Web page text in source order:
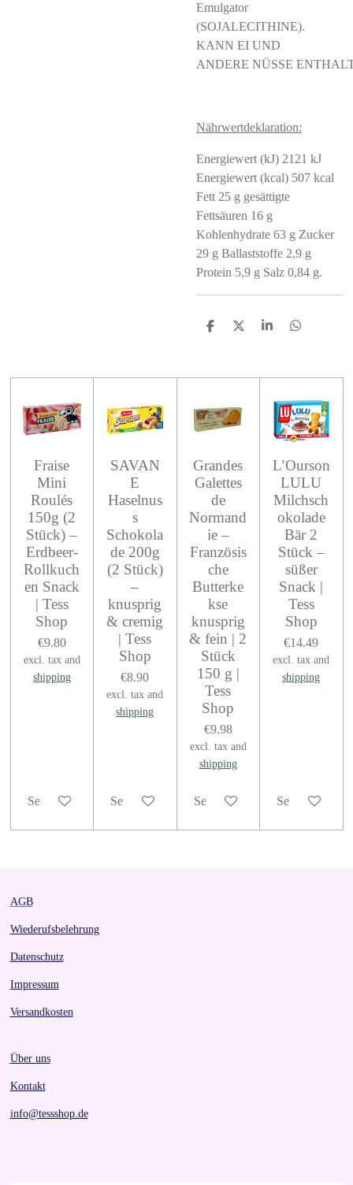
Emulgator
(SOJALECITHINE).
KANN EI UND
ANDERE NÜSSE
Nährwertdeklaration:
Energiewert (kJ) 2121 kJ
Energiewert (kcal) 507 kcal
Fett 25 g gesättigte
Fettsäuren 16 g
Kohlenhydrate 63 g Zucker
29 g Ballaststoffe 2,9 g
Protein 5,9 g Salz 0,84 g.
S
e
S
e
S
e
S
e
Fraise
Mini
Roulés
150g (2
Stück) –
Erdbeer-
Rollkuch
en Snack
| Tess
Shop
€9.80
excl. tax and
shipping
See details
SAVAN
E
Haselnus
s
Schokola
de 200g
(2 Stück)
–
knusprig
& cremig
| Tess
Shop
€8.90
excl. tax and
shipping
See details
Grandes
Galettes
de
Normand
ie –
Französis
che
Butterke
kse
knusprig
& fein | 2
Stück
150 g |
Tess
Shop
€9.98
excl. tax and
shipping
See details
L’Ourson
LULU
Milchsch
okolade
Bär 2
Stück –
süßer
Snack |
Tess
Shop
€14.49
excl. tax and
shipping
See details
AGB
Wiederufsbelehrung
Datenschutz
Impressum
Versandkosten
Über uns
Kontakt
info@tessshop.de